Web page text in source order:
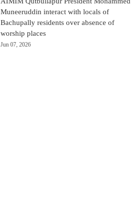
Muneeruddin interact with locals of
Bachupally residents over absence of
worship places
Jun 07, 2026